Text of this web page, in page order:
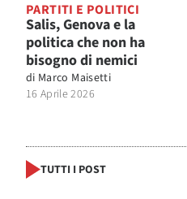
PARTITI E POLITICI
Salis, Genova e la
politica che non ha
bisogno di nemici
di Marco Maisetti
16 Aprile 2026
TUTTI I POST